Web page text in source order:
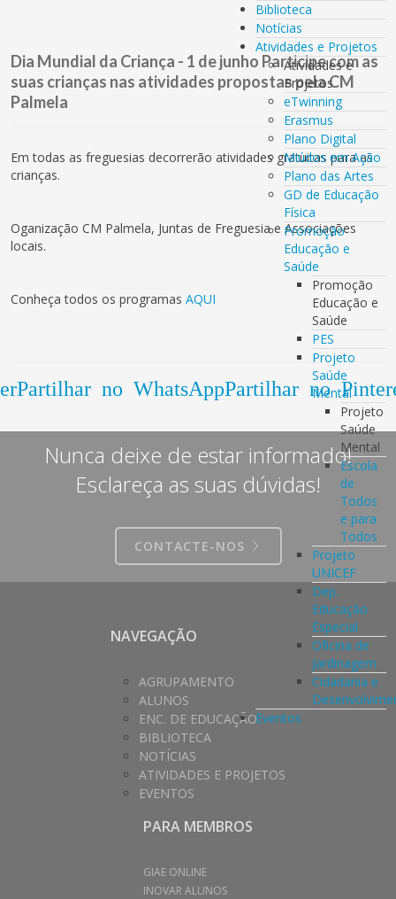
Biblioteca
Notícias
Atividades e Projetos
Atividades e
Projetos
eTwinning
Erasmus
Plano Digital
Miúdos em Ação
Plano das Artes
GD de Educação
Física
Promoção
Educação e
Saúde
Promoção
Educação e
Saúde
PES
Projeto
Saúde
Mental
Projeto
Saúde
Mental
Escola
de
Todos
e para
Todos
Projeto
UNICEF
Dep.
Educação
Especial
Oficina de
Jardinagem
Cidadania e
Eventos
Dia Mundial da Criança - 1 de junho Participe com as
suas crianças nas atividades propostas pela CM
Palmela
Em todas as freguesias decorrerão atividades gratuitas para as
crianças.
Oganização CM Palmela, Juntas de Freguesia e Associações
locais.
Conheça todos os programas AQUI
Partilhar no WhatsAppPartilhar no
Nunca deixe de estar informado!
Esclareça as suas dúvidas!
CONTACTE-NOS
NAVEGAÇÃO
AGRUPAMENTO
ALUNOS
ENC. DE EDUCAÇÃO
BIBLIOTECA
NOTÍCIAS
ATIVIDADES E PROJETOS
EVENTOS
PARA MEMBROS
GIAE ONLINE
INOVAR ALUNOS